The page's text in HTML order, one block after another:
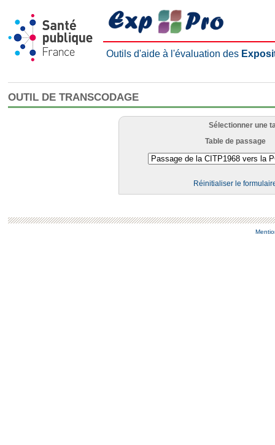
Outils d'aide à l'évaluation des
OUTIL DE TRANSCODAGE
Sélectionner une
Table de passage
Réinitialiser le